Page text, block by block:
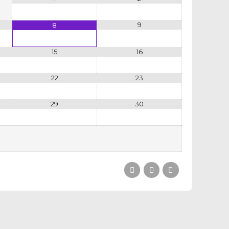
8 9
15 16
22 23
29 30